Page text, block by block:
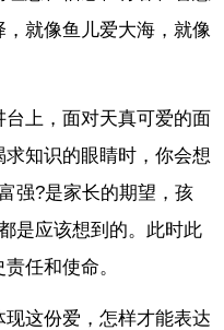
就像鱼儿爱大海，就像
上，面对天真可爱的面
知识的眼睛时，你会想
强?是家长的期望，孩
是应该想到的。此时此
任和使命。
这份爱，怎样才能表达